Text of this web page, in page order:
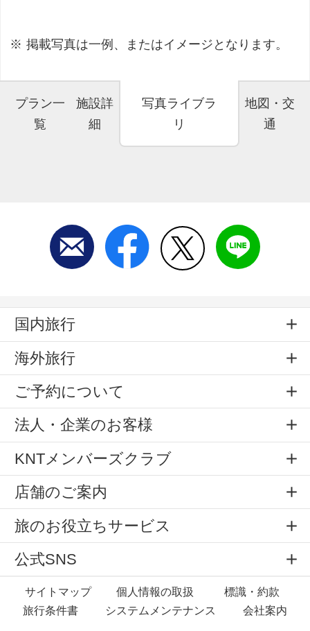
掲載写真は一例、またはイメージとなります。
プラン一
覧
施設詳
細
写真ライブラ
リ
地図・交
通
国内旅行
海外旅行
ご予約について
法人・企業のお客様
KNTメンバーズクラブ
店舗のご案内
旅のお役立ちサービス
公式SNS
サイトマップ 個人情報の取扱
標識・約款
旅行条件書
システムメンテナンス 会社案内